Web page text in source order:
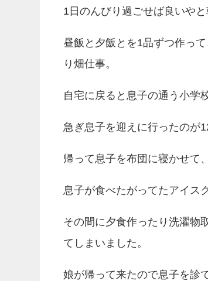
1日のんびり過ごせば良いや
昼飯と夕飯とを1品ずつ作っ
り畑仕事。
自宅に戻ると息子の通う小学
急ぎ息子を迎えに行ったのが
帰って息子を布団に寝かせて
息子が食べたがってたアイス
その間に夕食作ったり洗濯物
てしまいました。
娘が帰って来たので息子を診